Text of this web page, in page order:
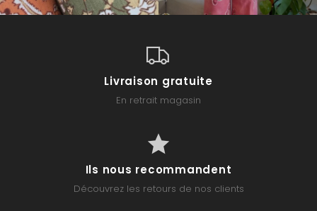
Livraison gratuite
En retrait magasin
Ils nous recommandent
Découvrez les retours de nos clients